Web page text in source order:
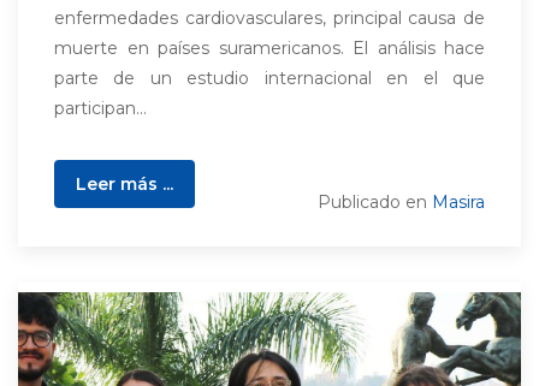
enfermedades cardiovasculares, principal causa de
muerte en países suramericanos. El análisis hace
parte de un estudio internacional en el que
participan...
Leer más ...
Publicado en Masira